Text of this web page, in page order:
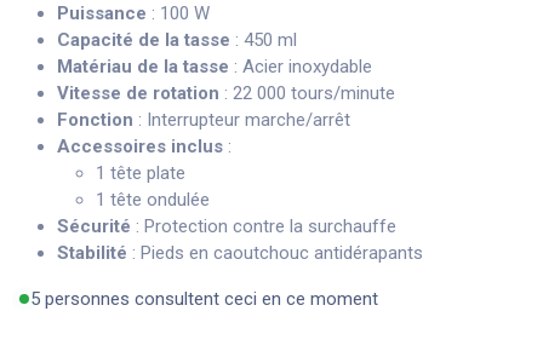
Puissance : 100 W
Capacité de la tasse : 450 ml
Matériau de la tasse : Acier inoxydable
Vitesse de rotation : 22 000 tours/minute
Fonction : Interrupteur marche/arrêt
Accessoires inclus :
1 tête plate
1 tête ondulée
Sécurité : Protection contre la surchauffe
Stabilité : Pieds en caoutchouc antidérapants
5 personnes consultent ceci en ce moment